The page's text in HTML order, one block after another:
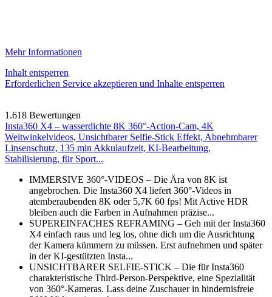
Mehr Informationen
Inhalt entsperren
Erforderlichen Service akzeptieren und Inhalte entsperren
1.618 Bewertungen
Insta360 X4 – wasserdichte 8K 360°-Action-Cam, 4K
Weitwinkelvideos, Unsichtbarer Selfie-Stick Effekt, Abnehmbarer
Linsenschutz, 135 min Akkulaufzeit, KI-Bearbeitung,
Stabilisierung, für Sport...
IMMERSIVE 360°-VIDEOS – Die Ära von 8K ist
angebrochen. Die Insta360 X4 liefert 360°-Videos in
atemberaubenden 8K oder 5,7K 60 fps! Mit Active HDR
bleiben auch die Farben in Aufnahmen präzise...
SUPEREINFACHES REFRAMING – Geh mit der Insta360
X4 einfach raus und leg los, ohne dich um die Ausrichtung
der Kamera kümmern zu müssen. Erst aufnehmen und später
in der KI-gestützten Insta...
UNSICHTBARER SELFIE-STICK – Die für Insta360
charakteristische Third-Person-Perspektive, eine Spezialität
von 360°-Kameras. Lass deine Zuschauer in hindernisfreie